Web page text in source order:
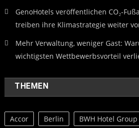
GenoHotels veröffentlichen CO₂-
treiben ihre Klimastrategie weiter
Mehr Verwaltung, weniger Gast:
wichtigsten Wettbewerbsvorteil
THEMEN
Accor Berlin BWH Hotel Group